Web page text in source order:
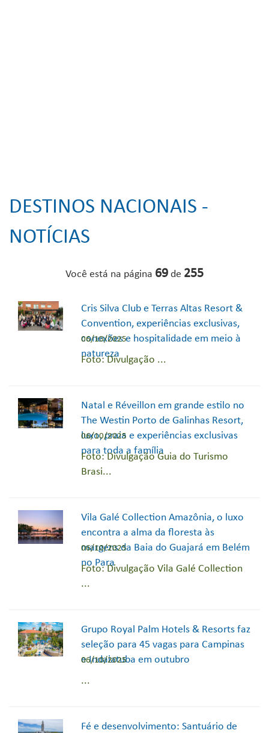
DESTINOS NACIONAIS -
NOTÍCIAS
Você está na página 69 de 255
Cris Silva Club e Terras Altas Resort &
Convention, experiências exclusivas,
conexões e hospitalidade em meio à
natureza
06/10/2025
Foto: Divulgação ...
Natal e Réveillon em grande estilo no
The Westin Porto de Galinhas Resort,
luxo, praia e experiências exclusivas
para toda a família
06/10/2025
Foto: Divulgação Guia do Turismo
Brasi...
Vila Galé Collection Amazônia, o luxo
encontra a alma da floresta às
margens da Baia do Guajará em Belém
no Para
06/10/2025
Foto: Divulgação Vila Galé Collection
...
Grupo Royal Palm Hotels & Resorts faz
seleção para 45 vagas para Campinas
e Indaiatuba em outubro
06/10/2025
...
Fé e desenvolvimento: Santuário de